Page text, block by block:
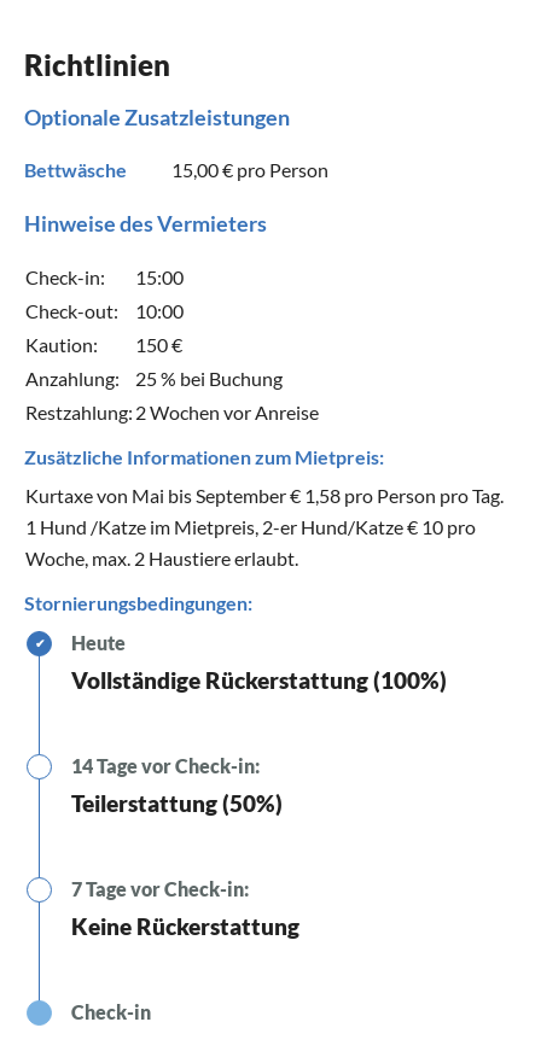
Richtlinien
Optionale Zusatzleistungen
Bettwäsche 15,00 € pro Person
Hinweise des Vermieters
Check-in:
15:00
Check-out:
10:00
Kaution:
150 €
Anzahlung:
25 % bei Buchung
Restzahlung: 2 Wochen vor Anreise
Zusätzliche Informationen zum Mietpreis:
Kurtaxe von Mai bis September € 1,58 pro Person pro Tag.
1 Hund /Katze im Mietpreis, 2-er Hund/Katze € 10 pro
Woche, max. 2 Haustiere erlaubt.
Stornierungsbedingungen:
✔ Heute
Vollständige Rückerstattung (100%)
14 Tage vor Check-in:
Teilerstattung (50%)
7 Tage vor Check-in:
Keine Rückerstattung
Check-in